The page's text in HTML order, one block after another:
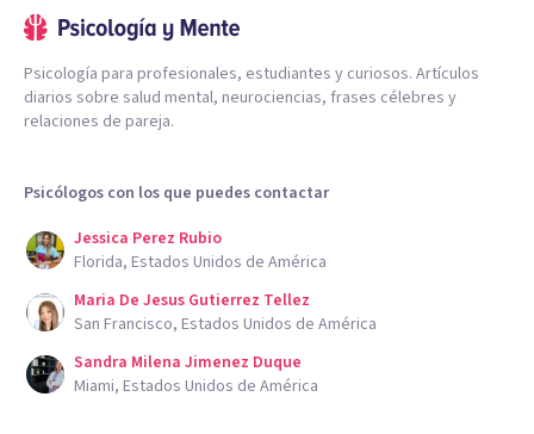
Psicología para profesionales, estudiantes y curiosos. Artículos
diarios sobre salud mental, neurociencias, frases célebres y
relaciones de pareja.
Psicólogos con los que puedes contactar
Jessica Perez Rubio
Florida, Estados Unidos de América
Maria De Jesus Gutierrez Tellez
San Francisco, Estados Unidos de América
Sandra Milena Jimenez Duque
Miami, Estados Unidos de América